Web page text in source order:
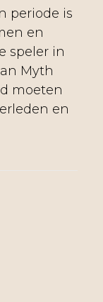
periode is
en
speler in
Myth
moeten
en